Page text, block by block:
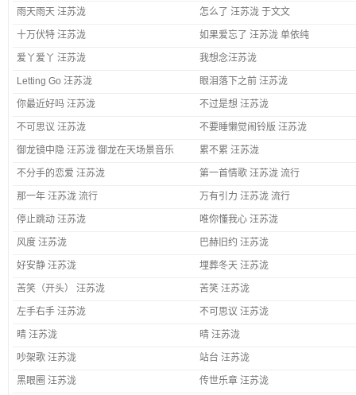
雨天雨天 汪苏泷 怎么了 汪苏泷 于文文
十万伏特 汪苏泷 如果爱忘了 汪苏泷 单依纯
爱丫爱丫 汪苏泷 我想念汪苏泷
Letting Go 汪苏泷 眼泪落下之前 汪苏泷
你最近好吗 汪苏泷 不过是想 汪苏泷
不可思议 汪苏泷 不要睡懒觉闹铃版 汪苏泷
御龙镜中隐 汪苏泷 御龙在天场景音乐 累不累 汪苏泷
不分手的恋爱 汪苏泷 第一首情歌 汪苏泷 流行
那一年 汪苏泷 流行 万有引力 汪苏泷 流行
停止跳动 汪苏泷 唯你懂我心 汪苏泷
风度 汪苏泷 巴赫旧约 汪苏泷
好安静 汪苏泷 埋葬冬天 汪苏泷
苦笑（开头） 汪苏泷 苦笑 汪苏泷
左手右手 汪苏泷 不可思议 汪苏泷
晴 汪苏泷 晴 汪苏泷
吵架歌 汪苏泷 站台 汪苏泷
黑眼圈 汪苏泷 传世乐章 汪苏泷